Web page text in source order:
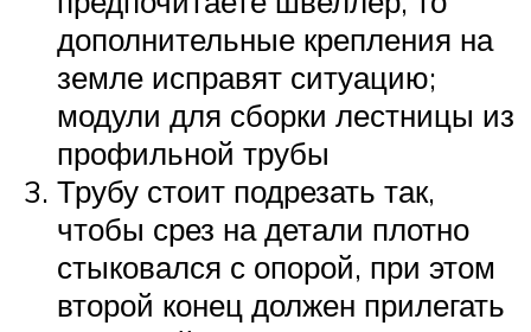
дополнительные крепления на
земле исправят ситуацию;
модули для сборки лестницы из
профильной трубы
Трубу стоит подрезать так,
чтобы срез на детали плотно
стыковался с опорой, при этом
второй конец должен прилегать